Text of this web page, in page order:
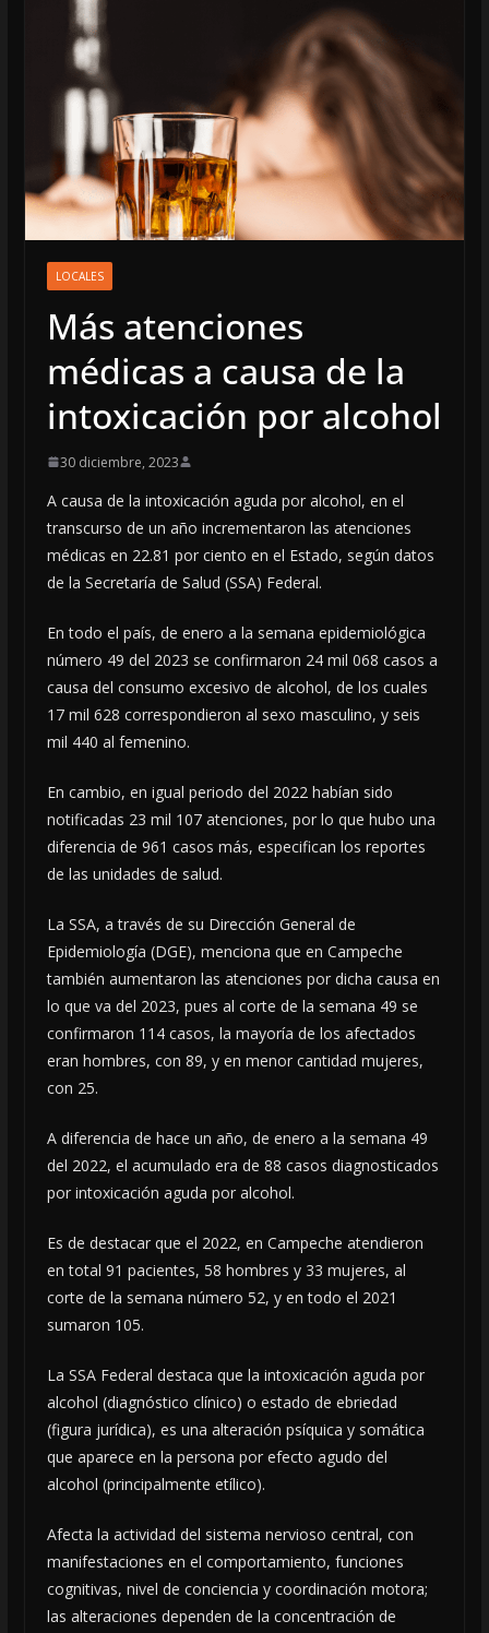
LOCALES
Más atenciones
médicas a causa de la
intoxicación por alcohol
30 diciembre, 2023
A causa de la intoxicación aguda por alcohol, en el
transcurso de un año incrementaron las atenciones
médicas en 22.81 por ciento en el Estado, según datos
de la Secretaría de Salud (SSA) Federal.
En todo el país, de enero a la semana epidemiológica
número 49 del 2023 se confirmaron 24 mil 068 casos a
causa del consumo excesivo de alcohol, de los cuales
17 mil 628 correspondieron al sexo masculino, y seis
mil 440 al femenino.
En cambio, en igual periodo del 2022 habían sido
notificadas 23 mil 107 atenciones, por lo que hubo una
diferencia de 961 casos más, especifican los reportes
de las unidades de salud.
La SSA, a través de su Dirección General de
Epidemiología (DGE), menciona que en Campeche
también aumentaron las atenciones por dicha causa en
lo que va del 2023, pues al corte de la semana 49 se
confirmaron 114 casos, la mayoría de los afectados
eran hombres, con 89, y en menor cantidad mujeres,
con 25.
A diferencia de hace un año, de enero a la semana 49
del 2022, el acumulado era de 88 casos diagnosticados
por intoxicación aguda por alcohol.
Es de destacar que el 2022, en Campeche atendieron
en total 91 pacientes, 58 hombres y 33 mujeres, al
corte de la semana número 52, y en todo el 2021
sumaron 105.
La SSA Federal destaca que la intoxicación aguda por
alcohol (diagnóstico clínico) o estado de ebriedad
(figura jurídica), es una alteración psíquica y somática
que aparece en la persona por efecto agudo del
alcohol (principalmente etílico).
Afecta la actividad del sistema nervioso central, con
manifestaciones en el comportamiento, funciones
cognitivas, nivel de conciencia y coordinación motora;
las alteraciones dependen de la concentración de